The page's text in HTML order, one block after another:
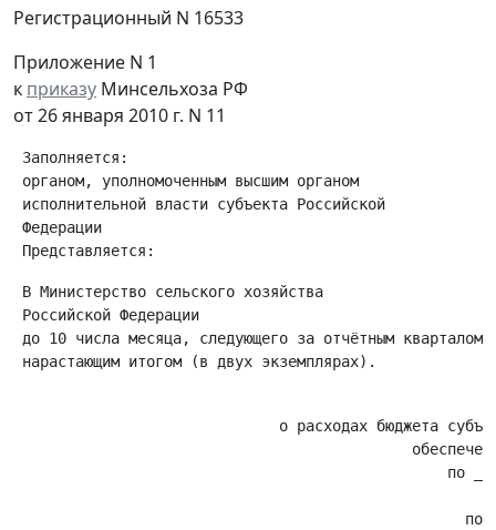
Регистрационный N 16533
Приложение N 1
к приказу Минсельхоза РФ
от 26 января 2010 г. N 11
Заполняется:
органом, уполномоченным высшим органом
исполнительной власти субъекта Российской
Федерации
В Министерство сельского хозяйства
Российской Федерации
до 10 числа месяца, следующего за отчётным кварталом
о расходах бюджета
по
по